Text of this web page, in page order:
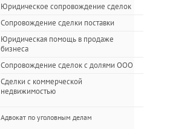
Юридическое сопровождение сделок
Сопровождение сделки поставки
Юридическая помощь в продаже
бизнеса
Сопровождение сделок с долями ООО
Сделки с коммерческой
недвижимостью
Адвокат по уголовным делам